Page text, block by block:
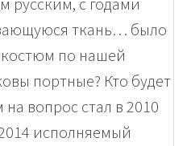
ткань… было
по нашей
портные? Кто будет
вопрос стал в 2010
исполняемый